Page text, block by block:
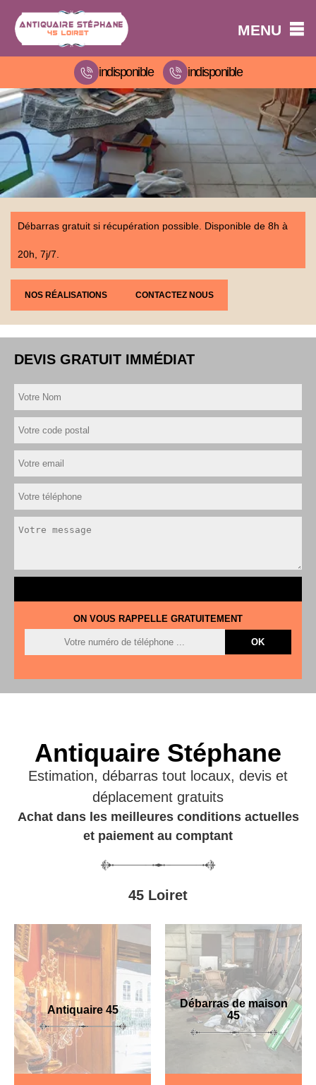
MENU
indisponible indisponible
Débarras gratuit si récupération possible. Disponible de 8h à
20h, 7j/7.
NOS RÉALISATIONS CONTACTEZ NOUS
DEVIS GRATUIT IMMÉDIAT
ON VOUS RAPPELLE GRATUITEMENT
Antiquaire Stéphane
Estimation, débarras tout locaux, devis et
déplacement gratuits
Achat dans les meilleures conditions actuelles
et paiement au comptant
45 Loiret
Antiquaire 45
Débarras de maison
45